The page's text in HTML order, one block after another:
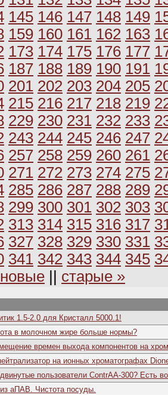
145 146 147 148 149
159 160 161 162 163
173 174 175 176 177
187 188 189 190 191
201 202 203 204 205
215 216 217 218 219
229 230 231 232 233
243 244 245 246 247
257 258 259 260 261
271 272 273 274 275
285 286 287 288 289
299 300 301 302 303
313 314 315 316 317
327 328 329 330 331
341 342 343 344 345
старые »
1.5-2.0 для Кристалл 5000.1!
в молочном жире больше нормы?
времен выхода компонентов на
на ионных хроматографах
пользователи ContrAA-300? Есть
аПАВ. Чистота посуды.